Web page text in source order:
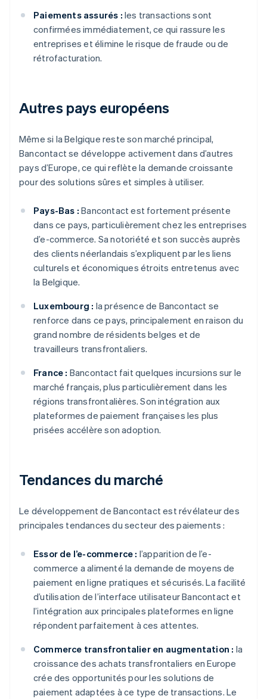
Paiements assurés : les transactions sont
confirmées immédiatement, ce qui rassure les
entreprises et élimine le risque de fraude ou de
rétrofacturation.
Autres pays européens
Même si la Belgique reste son marché principal,
Bancontact se développe activement dans d’autres
pays d’Europe, ce qui reflète la demande croissante
pour des solutions sûres et simples à utiliser.
Pays-Bas : Bancontact est fortement présente
dans ce pays, particulièrement chez les entreprises
d’e-commerce. Sa notoriété et son succès auprès
des clients néerlandais s’expliquent par les liens
culturels et économiques étroits entretenus avec
la Belgique.
Luxembourg : la présence de Bancontact se
renforce dans ce pays, principalement en raison du
grand nombre de résidents belges et de
travailleurs transfrontaliers.
France : Bancontact fait quelques incursions sur le
marché français, plus particulièrement dans les
régions transfrontalières. Son intégration aux
plateformes de paiement françaises les plus
prisées accélère son adoption.
Tendances du marché
Le développement de Bancontact est révélateur des
principales tendances du secteur des paiements :
Essor de l’e-commerce : l’apparition de l’e-
commerce a alimenté la demande de moyens de
paiement en ligne pratiques et sécurisés. La facilité
d’utilisation de l’interface utilisateur Bancontact et
l’intégration aux principales plateformes en ligne
répondent parfaitement à ces attentes.
Commerce transfrontalier en augmentation : la
croissance des achats transfrontaliers en Europe
crée des opportunités pour les solutions de
paiement adaptées à ce type de transactions. Le